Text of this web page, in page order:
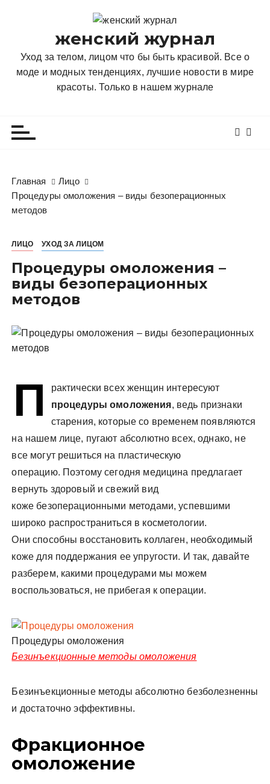
женский журнал
Уход за телом, лицом что бы быть красивой. Все о
моде и модных тенденциях, лучшие новости в мире
красоты. Только в нашем журнале
Главная
Лицо
Процедуры омоложения – виды безоперационных
методов
ЛИЦО УХОД ЗА ЛИЦОМ
Процедуры омоложения –
виды безоперационных
методов
П
рактически всех женщин интересуют
процедуры омоложения, ведь признаки
старения, которые со временем появляются
на нашем лице, пугают абсолютно всех, однако, не
все могут решиться на пластическую
операцию. Поэтому сегодня медицина предлагает
вернуть здоровый и свежий вид
коже безоперационными методами, успевшими
широко распространиться в косметологии.
Они способны восстановить коллаген, необходимый
коже для поддержания ее упругости. И так, давайте
разберем, какими процедурами мы можем
воспользоваться, не прибегая к операции.
Процедуры омоложения
Безинъекционные методы омоложения
Безинъекционные методы абсолютно безболезненны
и достаточно эффективны.
Фракционное
омоложение